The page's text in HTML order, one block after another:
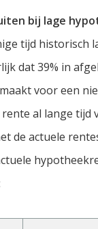
bij lage
tijd historisch
dat 39% in
voor een
al lange tijd
de actuele